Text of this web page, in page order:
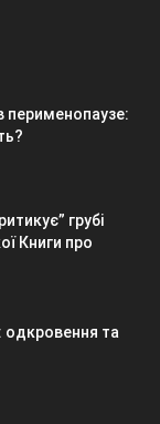
перименопаузе:
грубі
Книги про
одкровення та